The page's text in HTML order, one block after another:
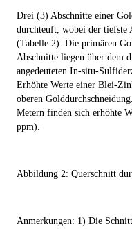
Drei (3) Abschnitte einer
durchteuft, wobei der tiefste
(Tabelle 2). Die primären
Abschnitte liegen über dem
angedeuteten In-situ-
Erhöhte Werte einer Blei-
oberen
Metern finden sich erhöhte
ppm).
Abbildung 2: Querschnitt
Anmerkungen: 1) Die